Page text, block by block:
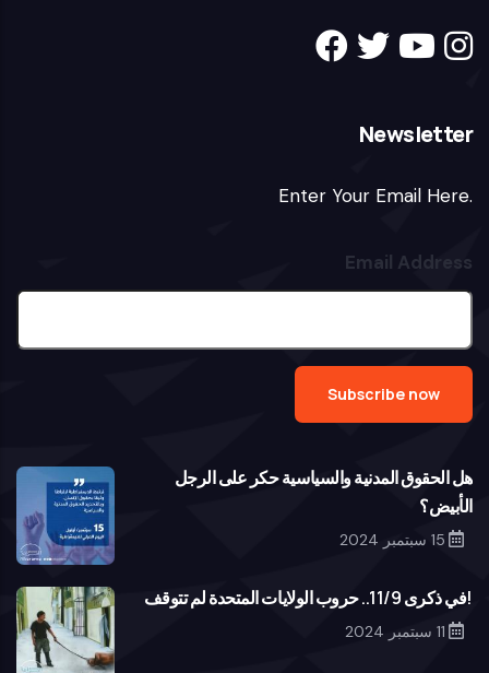
Newsletter
Enter Your Email Here.
Email Address
الأبيض؟
15 سبتمبر 2024
‎في ذكرى 11/9.. حروب الولايات المتحدة لم تتوقف!
11 سبتمبر 2024